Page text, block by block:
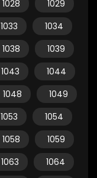
1028
1029
1033
1034
1038
1039
1043
1044
1048
1049
1053
1054
1058
1059
1063
1064